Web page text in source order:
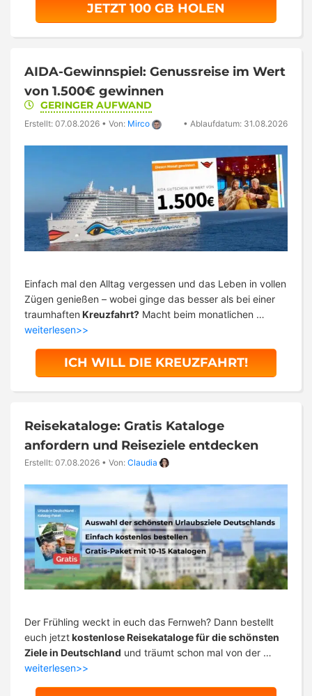
JETZT 100 GB HOLEN
AIDA-Gewinnspiel: Genussreise im Wert
von 1.500€ gewinnen
GERINGER AUFWAND
Erstellt: 07.08.2026 • Von: Mirco • Ablaufdatum: 31.08.2026
Einfach mal den Alltag vergessen und das Leben in vollen
Zügen genießen – wobei ginge das besser als bei einer
traumhaften Kreuzfahrt? Macht beim monatlichen …
weiterlesen>>
ICH WILL DIE KREUZFAHRT!
Reisekataloge: Gratis Kataloge
anfordern und Reiseziele entdecken
Erstellt: 07.08.2026 • Von: Claudia
Der Frühling weckt in euch das Fernweh? Dann bestellt
euch jetztkostenlose Reisekataloge für die schönsten
Ziele in Deutschland und träumt schon mal von der …
weiterlesen>>